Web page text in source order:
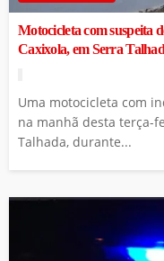
Motocicleta com suspeita
Caxixola, em Serra
Uma motocicleta com
na manhã desta terça-
Talhada, durante...